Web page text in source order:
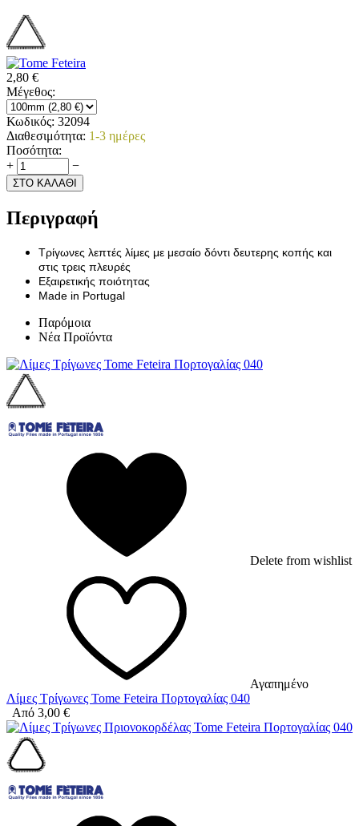
2,80 €
Μέγεθος:
Κωδικός: 32094
Διαθεσιμότητα: 1-3 ημέρες
Ποσότητα:
+
−
ΣΤΟ ΚΑΛΑΘΙ
Περιγραφή
Τρίγωνες λεπτές λίμες με μεσαίο δόντι δευτερης κοπής και
στις τρεις πλευρές
Εξαιρετικής ποιότητας
Made in Portugal
Παρόμοια
Νέα Προϊόντα
Delete from wishlist
Αγαπημένο
Λίμες Τρίγωνες Tome Feteira Πορτογαλίας 040
Από 3,00 €